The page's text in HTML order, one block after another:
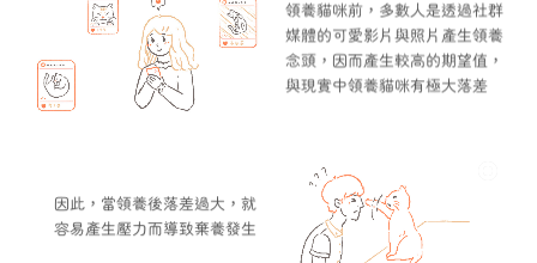
領養貓咪前，多數人是透過社群
媒體的可愛影片與照片產生領養
念頭，因而產生較高的期望值，
與現實中領養貓咪有極大落差
因此，當領養後落差過大，就
容易產生壓力而導致棄養發生